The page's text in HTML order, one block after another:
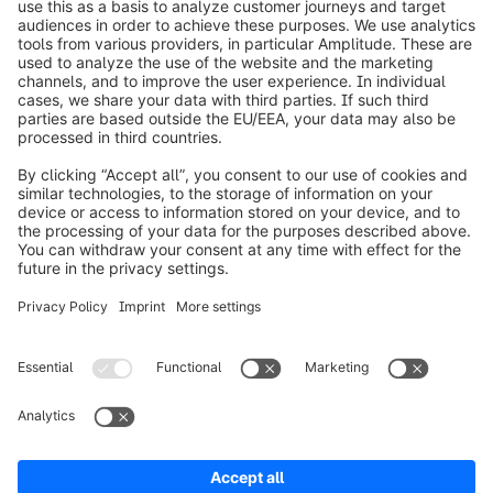
info@shopware.com
Informazioni su Shopware
Prodotti
Soluzioni